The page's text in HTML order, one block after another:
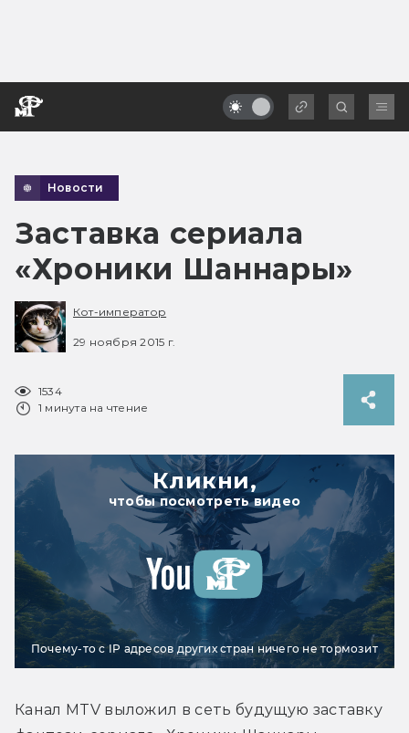
Новости
Заставка сериала
«Хроники Шаннары»
Кот-император
29 ноября 2015 г.
1534
1 минута на чтение
Кликни,
чтобы посмотреть видео
Почему-то с IP адресов других стран ничего не тормозит
Канал MTV выложил в сеть будущую заставку